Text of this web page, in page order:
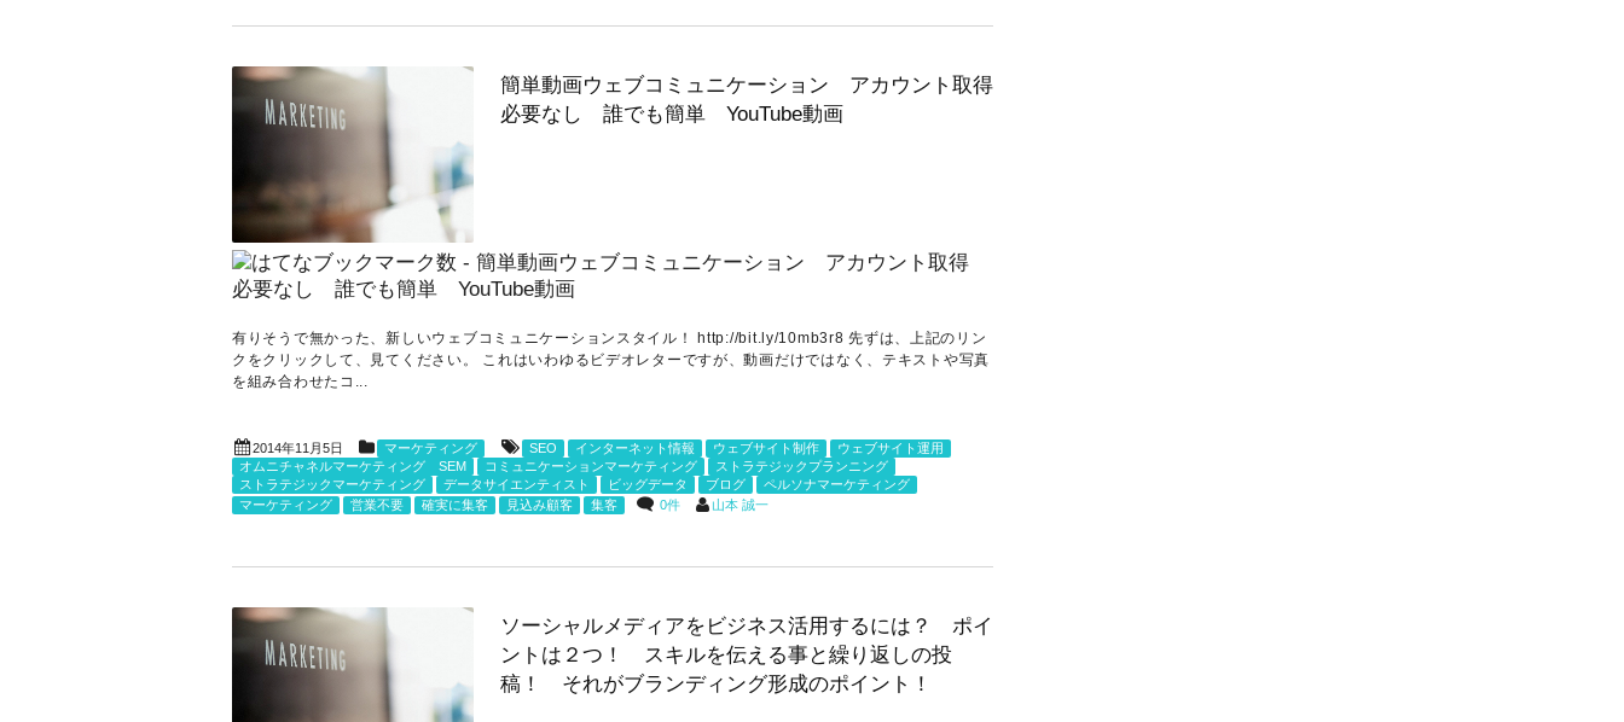
簡単動画ウェブコミュニケーション アカウント取得
必要なし 誰でも簡単 YouTube動画
有りそうで無かった、新しいウェブコミュニケーションスタイル！ http://bit.ly/10mb3r8 先ずは、上記のリン
クをクリックして、見てください。 これはいわゆるビデオレターですが、動画だけではなく、テキストや写真
を組み合わせたコ...
2014年11月5日 マーケティング SEO インターネット情報 ウェブサイト制作
ウェブサイト運用
オムニチャネルマーケティング SEM
コミュニケーションマーケティング
ストラテジックプランニング
ストラテジックマーケティング
データサイエンティスト ビッグデータ ブログ
ペルソナマーケティング
マーケティング
営業不要 確実に集客 見込み顧客 集客 0件 山本 誠一
ソーシャルメディアをビジネス活用するには？ ポイ
ントは２つ！ スキルを伝える事と繰り返しの投
稿！ それがブランディング形成のポイント！